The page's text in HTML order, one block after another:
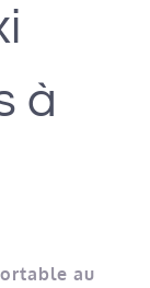
à
au